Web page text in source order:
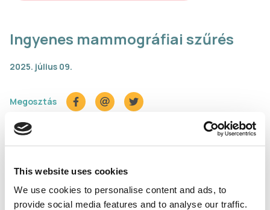
This website uses cookies
We use cookies to personalise content and ads, to
provide social media features and to analyse our traffic.
Ingyenes mammográfiai szűrés
2025. július 09.
Megosztás